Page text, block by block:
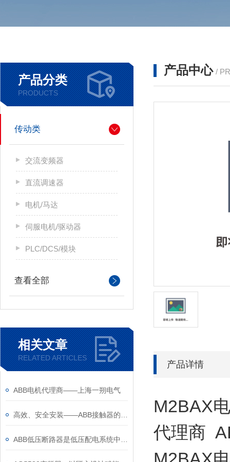
产品分类
PRODUCTS
传动类
交流变频器
直流调速器
电机/马达
伺服电机/驱动器
PLC/DCS/模块
查看全部
相关文章
RELATED ARTICLES
ABB电机代理商——上海一朔电气
产品中心 /
产品详情
M2BAX
代理商